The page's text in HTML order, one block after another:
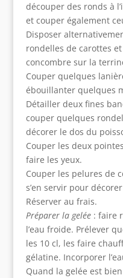
découper des ronds à
et couper également
Disposer
rondelles de carottes
concombre sur la
Couper quelques
ébouillanter quelques
Détailler deux fines
couper quelques
décorer le dos du
Couper les deux
faire les yeux.
Couper les pelures de
s’en servir pour
Réserver au frais.
Préparer la gelée: faire
l’eau froide. Prélever
les 10 cl, les faire
gélatine. Incorporer
Quand la gelée est